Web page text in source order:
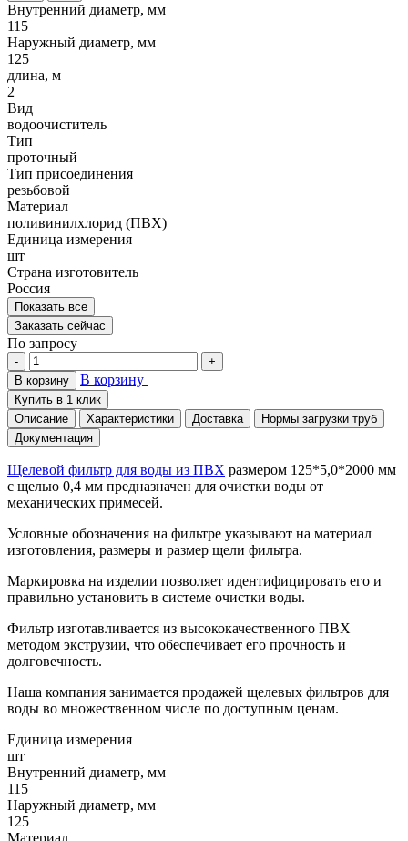
Внутренний диаметр, мм
115
Наружный диаметр, мм
125
длина, м
2
Вид
водоочиститель
Тип
проточный
Тип присоединения
резьбовой
Материал
поливинилхлорид (ПВХ)
Единица измерения
шт
Страна изготовитель
Россия
Показать все
Заказать сейчас
По запросу
-
+
В корзину
В корзину
Купить в 1 клик
Описание
Характеристики Доставка
Нормы загрузки труб
Документация
Щелевой фильтр для воды из ПВХ размером 125*5,0*2000 мм
с щелью 0,4 мм предназначен для очистки воды от
механических примесей.
Условные обозначения на фильтре указывают на материал
изготовления, размеры и размер щели фильтра.
Маркировка на изделии позволяет идентифицировать его и
правильно установить в системе очистки воды.
Фильтр изготавливается из высококачественного ПВХ
методом экструзии, что обеспечивает его прочность и
долговечность.
Наша компания занимается продажей щелевых фильтров для
воды во множественном числе по доступным ценам.
Единица измерения
шт
Внутренний диаметр, мм
115
Наружный диаметр, мм
125
Материал